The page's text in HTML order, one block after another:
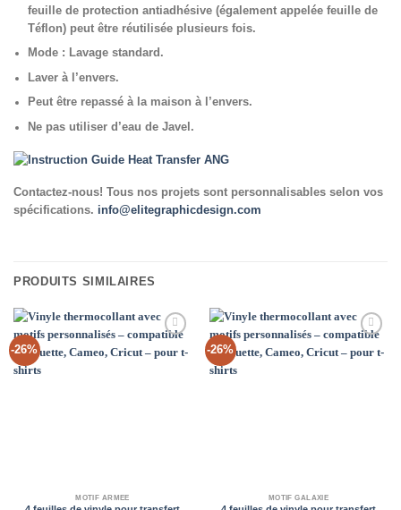
feuille de protection antiadhésive (également appelée feuille de
Téflon) peut être réutilisée plusieurs fois.
Mode : Lavage standard.
Laver à l’envers.
Peut être repassé à la maison à l’envers.
Ne pas utiliser d’eau de Javel.
Contactez-nous! Tous nos projets sont personnalisables selon vos
spécifications. info@elitegraphicdesign.com
PRODUITS SIMILAIRES
-26%
Wishlist
MOTIF ARMÉE
-26%
Wishlist
MOTIF GALAXIE